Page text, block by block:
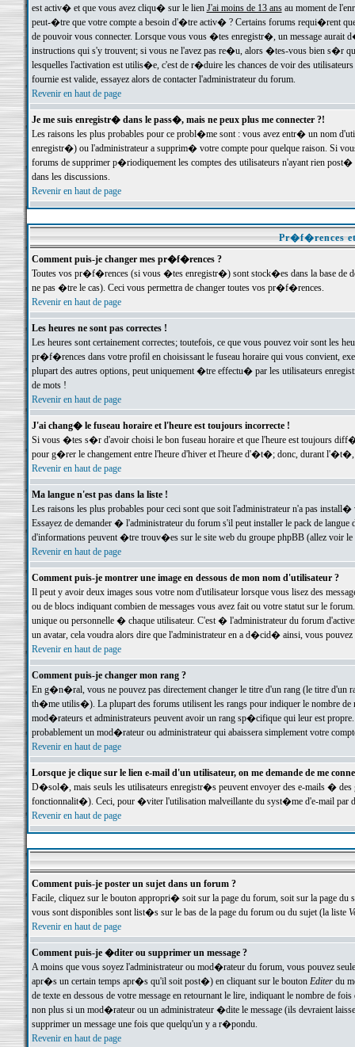
est activ� et que vous avez cliqu� sur le lien J'ai moins de 13 ansau moment de
peut-�tre que votre compte a besoin d'�tre activ� ? Certains forums requi�rent
de pouvoir vous connecter. Lorsque vous vous �tes enregistr�, un message aurait
instructions qui s'y trouvent; si vous ne l'avez pas re�u, alors �tes-vous bien s�r
lesquelles l'activation est utilis�e, c'est de r�duire les chances de voir des
fournie est valide, essayez alors de contacter l'administrateur du forum.
Revenir en haut de page
Je me suis enregistr� dans le pass�, mais ne peux plus me connecter ?!
Les raisons les plus probables pour ce probl�me sont : vous avez entr� un nom
enregistr�) ou l'administrateur a supprim� votre compte pour quelque raison. Si
forums de supprimer p�riodiquement les comptes des utilisateurs n'ayant rien
dans les discussions.
Revenir en haut de page
Pr�f�rences
Comment puis-je changer mes pr�f�rences ?
Toutes vos pr�f�rences (si vous �tes enregistr�) sont stock�es dans la base de
ne pas �tre le cas). Ceci vous permettra de changer toutes vos pr�f�rences.
Revenir en haut de page
Les heures ne sont pas correctes !
Les heures sont certainement correctes; toutefois, ce que vous pouvez voir sont
pr�f�rences dans votre profil en choisissant le fuseau horaire qui vous convient,
plupart des autres options, peut uniquement �tre effectu� par les utilisateurs
de mots !
Revenir en haut de page
J'ai chang� le fuseau horaire et l'heure est toujours incorrecte !
Si vous �tes s�r d'avoir choisi le bon fuseau horaire et que l'heure est toujours
pour g�rer le changement entre l'heure d'hiver et l'heure d'�t�; donc, durant
Revenir en haut de page
Ma langue n'est pas dans la liste !
Les raisons les plus probables pour ceci sont que soit l'administrateur n'a pas
Essayez de demander � l'administrateur du forum s'il peut installer le pack de
d'informations peuvent �tre trouv�es sur le site web du groupe phpBB (allez voir le
Revenir en haut de page
Comment puis-je montrer une image en dessous de mon nom d'utilisateur ?
Il peut y avoir deux images sous votre nom d'utilisateur lorsque vous lisez des
ou de blocs indiquant combien de messages vous avez fait ou votre statut sur le
unique ou personnelle � chaque utilisateur. C'est � l'administrateur du forum
un avatar, cela voudra alors dire que l'administrateur en a d�cid� ainsi, vous
Revenir en haut de page
Comment puis-je changer mon rang ?
En g�n�ral, vous ne pouvez pas directement changer le titre d'un rang (le titre d'un
th�me utilis�). La plupart des forums utilisent les rangs pour indiquer le nombre de
mod�rateurs et administrateurs peuvent avoir un rang sp�cifique qui leur est
probablement un mod�rateur ou administrateur qui abaissera simplement votre
Revenir en haut de page
Lorsque je clique sur le lien e-mail d'un utilisateur, on me demande de me
D�sol�, mais seuls les utilisateurs enregistr�s peuvent envoyer des e-mails �
fonctionnalit�). Ceci, pour �viter l'utilisation malveillante du syst�me d'e-mail par
Revenir en haut de page
Comment puis-je poster un sujet dans un forum ?
Facile, cliquez sur le bouton appropri� soit sur la page du forum, soit sur la page du
vous sont disponibles sont list�s sur le bas de la page du forum ou du sujet (la liste
Revenir en haut de page
Comment puis-je �diter ou supprimer un message ?
A moins que vous soyez l'administrateur ou mod�rateur du forum, vous pouvez
apr�s un certain temps apr�s qu'il soit post�) en cliquant sur le bouton Editerdu
de texte en dessous de votre message en retournant le lire, indiquant le nombre
non plus si un mod�rateur ou un administrateur �dite le message (ils devraient
supprimer un message une fois que quelqu'un y a r�pondu.
Revenir en haut de page